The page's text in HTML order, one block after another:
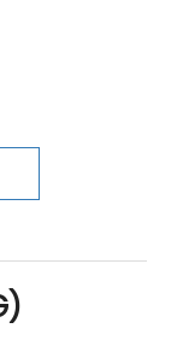
頭+ 200 萬
拍攝效果。前